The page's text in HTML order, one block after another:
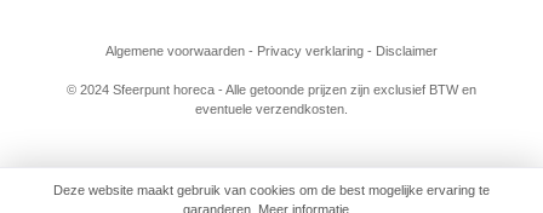
Algemene voorwaarden - Privacy verklaring - Disclaimer
© 2024 Sfeerpunt horeca - Alle getoonde prijzen zijn exclusief BTW en
eventuele verzendkosten.
Deze website maakt gebruik van cookies om de best mogelijke ervaring te
garanderen. Meer informatie...